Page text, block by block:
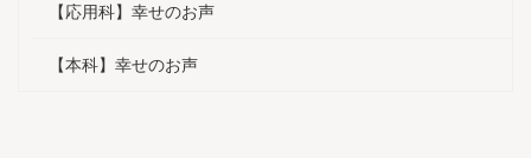
【応用科】幸せのお声
【本科】幸せのお声